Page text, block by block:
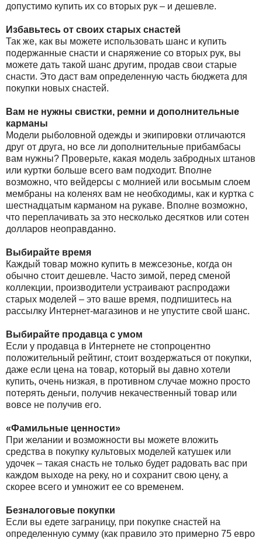
допустимо купить их со вторых рук – и дешевле.
Избавьтесь от своих старых снастей
Так же, как вы можете использовать шанс и купить
подержанные снасти и снаряжение со вторых рук, вы
можете дать такой шанс другим, продав свои старые
снасти. Это даст вам определенную часть бюджета для
покупки новых снастей.
Вам не нужны свистки, ремни и дополнительные
карманы
Модели рыболовной одежды и экипировки отличаются
друг от друга, но все ли дополнительные прибамбасы
вам нужны? Проверьте, какая модель забродных штанов
или куртки больше всего вам подходит. Вполне
возможно, что вейдерсы с молнией или восьмым слоем
мембраны на коленях вам не необходимы, как и куртка с
шестнадцатым карманом на рукаве. Вполне возможно,
что переплачивать за это несколько десятков или сотен
долларов неоправданно.
Выбирайте время
Каждый товар можно купить в межсезонье, когда он
обычно стоит дешевле. Часто зимой, перед сменой
коллекции, производители устраивают распродажи
старых моделей – это ваше время, подпишитесь на
рассылку Интернет-магазинов и не упустите свой шанс.
Выбирайте продавца с умом
Если у продавца в Интернете не стопроцентно
положительный рейтинг, стоит воздержаться от покупки,
даже если цена на товар, который вы давно хотели
купить, очень низкая, в противном случае можно просто
потерять деньги, получив некачественный товар или
вовсе не получив его.
«Фамильные ценности»
При желании и возможности вы можете вложить
средства в покупку культовых моделей катушек или
удочек – такая снасть не только будет радовать вас при
каждом выходе на реку, но и сохранит свою цену, а
скорее всего и умножит ее со временем.
Безналоговые покупки
Если вы едете заграницу, при покупке снастей на
определенную сумму (как правило это примерно 75 евро